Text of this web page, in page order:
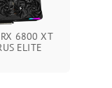
6800 XT
ELITE